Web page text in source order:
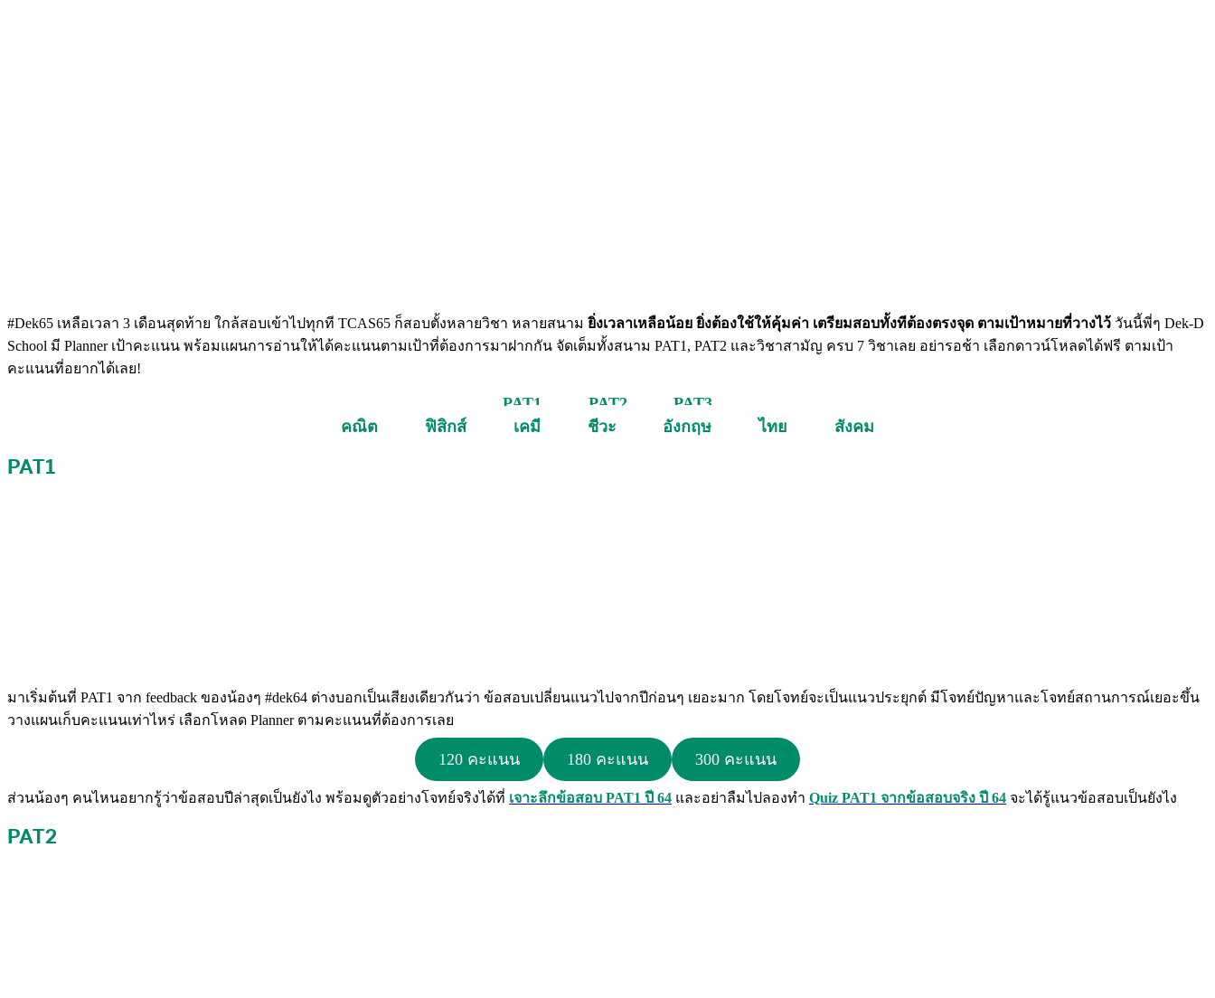
#Dek65 เหลือเวลา 3 เดือนสุดท้าย ใกล้สอบเข้าไปทุกที TCAS65 ก็สอบตั้งหลายวิชา หลายสนาม ยิ่งเวลาเหลือน้อย ยิ่งต้องใช้ให้คุ้มค่า เตรียมสอบทั้งทีต้องตรงจุด ตามเป้าหมายที่วางไว้ วันนี้พี่ๆ Dek-D
School มี Planner เป้าคะแนน พร้อมแผนการอ่านให้ได้คะแนนตามเป้าที่ต้องการมาฝากกัน จัดเต็มทั้งสนาม PAT1, PAT2 และวิชาสามัญ ครบ 7 วิชาเลย อย่ารอช้า เลือกดาวน์โหลดได้ฟรี ตามเป้า
คะแนนที่อยากได้เลย!
PAT1 PAT2
PAT3
คณิต
ฟิสิกส์ เคมี ชีวะ อังกฤษ ไทย สังคม
PAT1
มาเริ่มต้นที่ PAT1 จาก feedback ของน้องๆ #dek64 ต่างบอกเป็นเสียงเดียวกันว่า ข้อสอบเปลี่ยนแนวไปจากปีก่อนๆ เยอะมาก โดยโจทย์จะเป็นแนวประยุกต์ มีโจทย์ปัญหาและโจทย์สถานการณ์เยอะขึ้น
วางแผนเก็บคะแนนเท่าไหร่ เลือกโหลด Planner ตามคะแนนที่ต้องการเลย
120 คะแนน 180 คะแนน 300 คะแนน
ส่วนน้องๆ คนไหนอยากรู้ว่าข้อสอบปีล่าสุดเป็นยังไง พร้อมดูตัวอย่างโจทย์จริงได้ที่ เจาะลึกข้อสอบ PAT1 ปี 64 และอย่าลืมไปลองทำ Quiz PAT1 จากข้อสอบจริง ปี 64 จะได้รู้แนวข้อสอบเป็นยังไง
PAT2